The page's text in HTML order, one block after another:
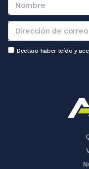
Declaro haber leído y